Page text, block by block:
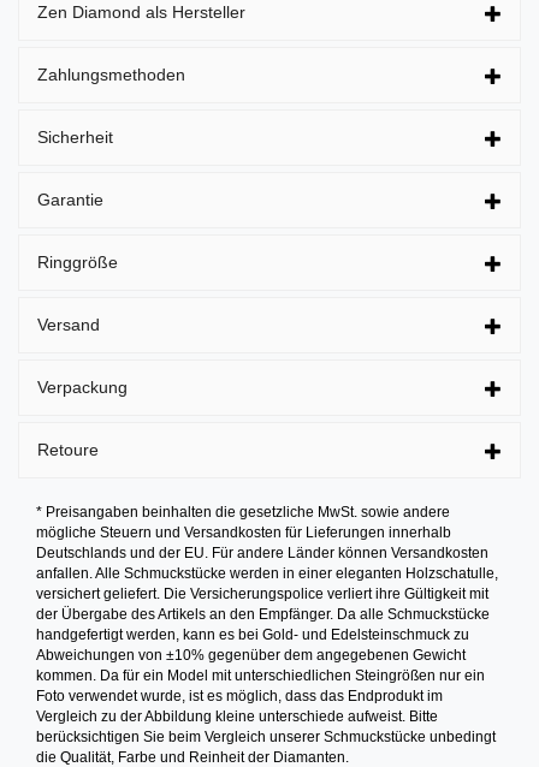
Zen Diamond als Hersteller
Zahlungsmethoden
Sicherheit
Garantie
Ringgröße
Versand
Verpackung
Retoure
* Preisangaben beinhalten die gesetzliche MwSt. sowie andere
mögliche Steuern und Versandkosten für Lieferungen innerhalb
Deutschlands und der EU. Für andere Länder können Versandkosten
anfallen. Alle Schmuckstücke werden in einer eleganten Holzschatulle,
versichert geliefert. Die Versicherungspolice verliert ihre Gültigkeit mit
der Übergabe des Artikels an den Empfänger. Da alle Schmuckstücke
handgefertigt werden, kann es bei Gold- und Edelsteinschmuck zu
Abweichungen von ±10% gegenüber dem angegebenen Gewicht
kommen. Da für ein Model mit unterschiedlichen Steingrößen nur ein
Foto verwendet wurde, ist es möglich, dass das Endprodukt im
Vergleich zu der Abbildung kleine unterschiede aufweist. Bitte
berücksichtigen Sie beim Vergleich unserer Schmuckstücke unbedingt
die Qualität, Farbe und Reinheit der Diamanten.